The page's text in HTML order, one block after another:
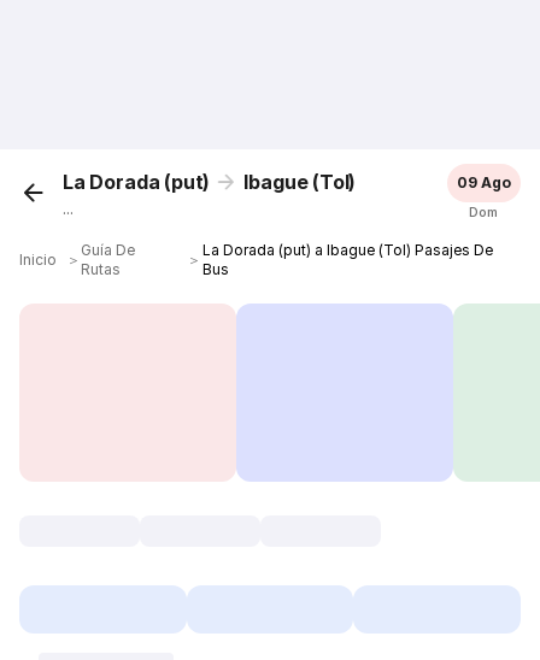
La Dorada (put) Ibague (Tol)
...
09 Ago
Dom
Inicio ＞
Guía De
Rutas
＞
La Dorada (put) a Ibague (Tol) Pasajes De
Bus